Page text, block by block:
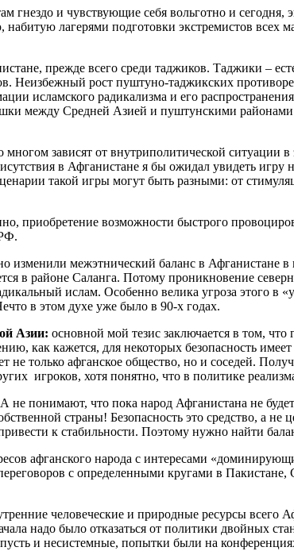
и чувствующие себя вольготно и сегодня,
лагерями подготовки экстремистов всех
прежде всего среди таджиков. Таджики –
рост пуштуно-таджикских
исламского радикализма и его
между Средней Азией и пуштунскими
зависят от внутриполитической ситуации
в Афганистане я бы ожидал увидеть игру
такой игры могут быть разными: от
приобретение возможности быстрого
изменили межэтнический баланс в Афганистане в
в районе Саланга. Потому проникновение
ислам. Особенно велика угроза этого в
в этом духе уже было в 90-х годах.
Азии: основной мой тезис заключается в том,
как кажется, для некоторых безопасность
только афганское общество, но и соседей.
игроков, хотя понятно, что в политике
понимают, что пока народ Афганистана не
страны! Безопасность это средство, а не
к стабильности. Поэтому нужно найти
афганского народа с интересами
с определенными кругами в
человеческие и природные ресурсы всего
надо было отказаться от политики двойных
и несистемные, попытки были на